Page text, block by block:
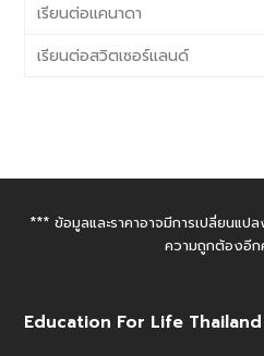
เรียนต่อแคนาดา
เรียนต่อสวิตเซอร์แลนด์
*** ข้อมูลและราคาอาจมีการเปลี่ยนแ
ความถูกต้องอีก
Education For Life Thailand